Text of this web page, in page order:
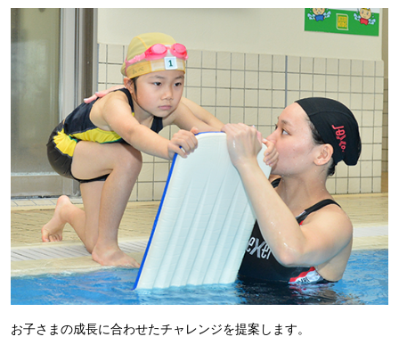
お子さまの成長に合わせたチャレンジを提案します。